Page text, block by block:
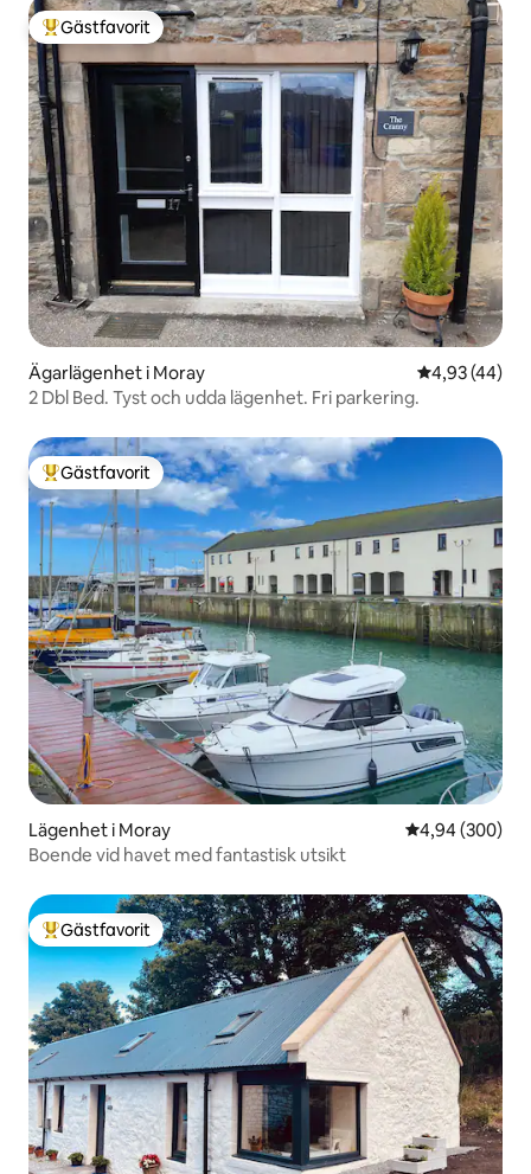
Populär gästfavorit
Gästfavorit
Ägarlägenhet i Moray 4,93 av 5 i
4,93 (44)
2 Dbl Bed. Tyst och udda lägenhet. Fri parkering.
Populär gästfavorit
Gästfavorit
Lägenhet i Moray 4,94 av 5 i
4,94 (300)
Boende vid havet med fantastisk utsikt
Populär gästfavorit
Gästfavorit